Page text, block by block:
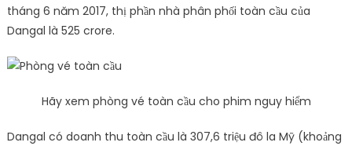
tháng 6 năm 2017, thị phần nhà phân phối toàn cầu của
Dangal là 525 crore.
Hãy xem phòng vé toàn cầu cho phim nguy hiểm
Dangal có doanh thu toàn cầu là 307,6 triệu đô la Mỹ (khoảng